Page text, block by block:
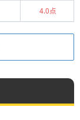
4.0点